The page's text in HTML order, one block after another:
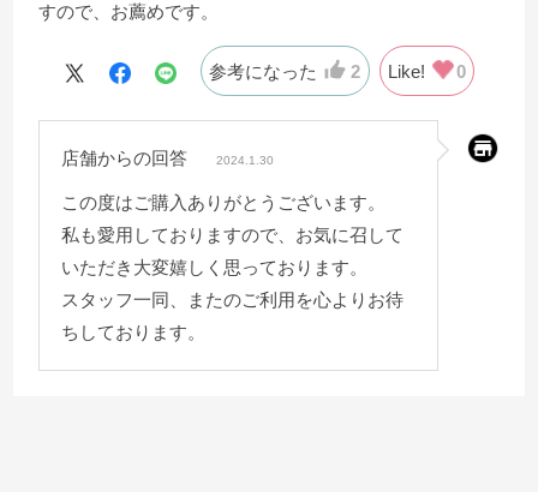
すので、お薦めです。
参考になった 2 Like! 0
店舗からの回答 2024.1.30
この度はご購入ありがとうございます。
私も愛用しておりますので、お気に召して
いただき大変嬉しく思っております。
スタッフ一同、またのご利用を心よりお待
ちしております。